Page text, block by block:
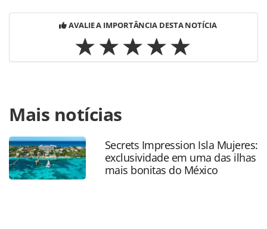
AVALIE A IMPORTÂNCIA DESTA NOTÍCIA
https://www.panrotas.com.br/mercado/consolidadoras/
lanca-link-de-pagamento-de-seguranca-em-portal-de-
reservas_196490.html ou as ferramentas oferecidas na
página. Todo o conteúdo produzido pela PANROTAS
Editora é protegido pela legislação brasileira sobre direito
autoral. Não reproduza o conteúdo sem autorização da
Mais notícias
Secrets Impression Isla Mujeres:
exclusividade em uma das ilhas
mais bonitas do México